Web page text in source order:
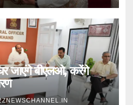
जाएंगे बीएलओ, करेंगे